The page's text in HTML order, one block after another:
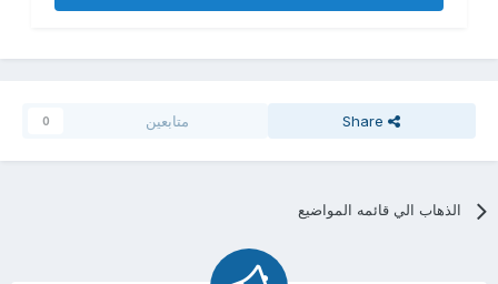
Share متابعين 0
الذهاب الي قائمه المواضيع